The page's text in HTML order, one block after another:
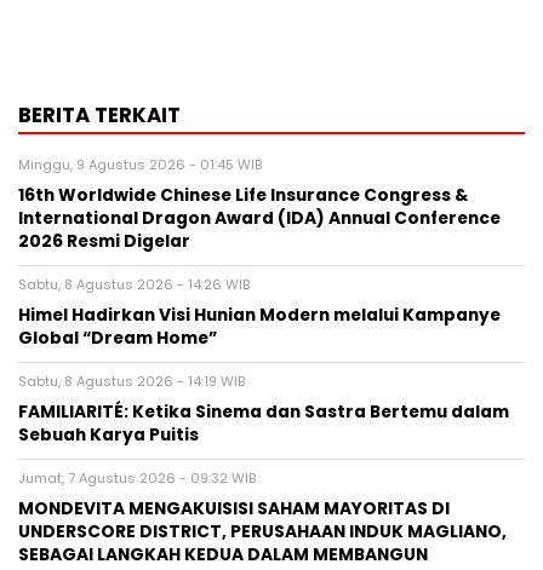
BERITA TERKAIT
Minggu, 9 Agustus 2026 - 01:45 WIB
16th Worldwide Chinese Life Insurance Congress &
International Dragon Award (IDA) Annual Conference
2026 Resmi Digelar
Sabtu, 8 Agustus 2026 - 14:26 WIB
Himel Hadirkan Visi Hunian Modern melalui Kampanye
Global “Dream Home”
Sabtu, 8 Agustus 2026 - 14:19 WIB
FAMILIARITÉ: Ketika Sinema dan Sastra Bertemu dalam
Sebuah Karya Puitis
Jumat, 7 Agustus 2026 - 09:32 WIB
MONDEVITA MENGAKUISISI SAHAM MAYORITAS DI
UNDERSCORE DISTRICT, PERUSAHAAN INDUK MAGLIANO,
SEBAGAI LANGKAH KEDUA DALAM MEMBANGUN